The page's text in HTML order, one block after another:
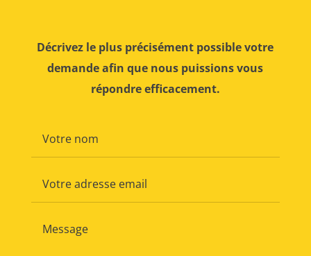
Décrivez le plus précisément possible votre
demande afin que nous puissions vous
répondre efficacement.